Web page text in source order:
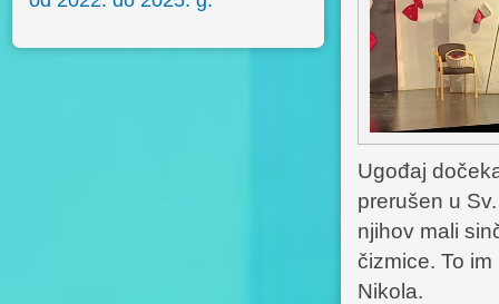
Ugođaj
prerušen u
njihov mali
čizmice. To
Nikola.